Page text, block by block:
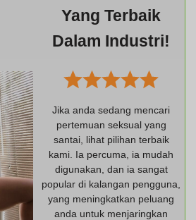
Yang Terbaik
Dalam Industri!
Jika anda sedang mencari
pertemuan seksual yang
santai, lihat pilihan terbaik
kami. Ia percuma, ia mudah
digunakan, dan ia sangat
popular di kalangan pengguna,
yang meningkatkan peluang
anda untuk menjaringkan